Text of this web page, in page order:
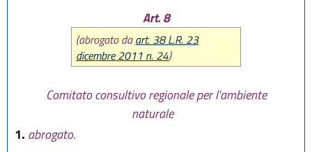
Art. 8
(abrogato daart. 38 L.R. 23
dicembre 2011 n. 24)
Comitato consultivo regionale per l'ambiente
naturale
1. abrogato.